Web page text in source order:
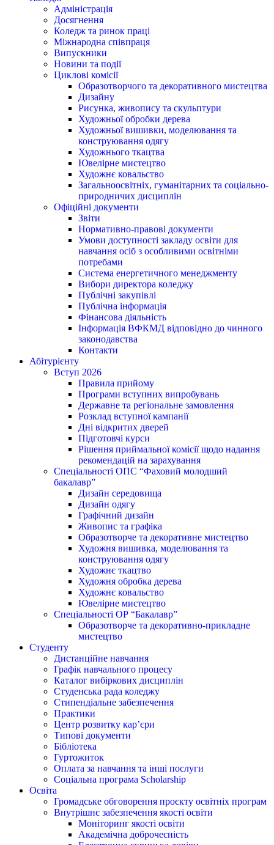
Адміністрація
Досягнення
Коледж та ринок праці
Міжнародна співпраця
Випускники
Новини та події
Циклові комісії
Образотворчого та декоративного мистецтва
Дизайну
Рисунка, живопису та скульптури
Художньої обробки дерева
Художньої вишивки, моделювання та
конструювання одягу
Художнього ткацтва
Ювелірне мистецтво
Художнє ковальство
Загальноосвітніх, гуманітарних та соціально-
природничих дисциплін
Офіційні документи
Звіти
Нормативно-правові документи
Умови доступності закладу освіти для
навчання осіб з особливими освітніми
потребами
Система енергетичного менеджменту
Вибори директора коледжу
Публічні закупівлі
Публічна інформація
Фінансова діяльність
Інформація ВФКМД відповідно до чинного
законодавства
Контакти
Абітурієнту
Вступ 2026
Правила прийому
Програми вступних випробувань
Державне та регіональне замовлення
Розклад вступної кампанії
Дні відкритих дверей
Підготовчі курси
Рішення приймальної комісії щодо надання
рекомендацій на зарахування
Спеціальності ОПС “Фаховий молодший
бакалавр”
Дизайн середовища
Дизайн одягу
Графічний дизайн
Живопис та графіка
Образотворче та декоративне мистецтво
Художня вишивка, моделювання та
конструювання одягу
Художнє ткацтво
Художня обробка дерева
Художнє ковальство
Ювелірне мистецтво
Спеціальності ОР “Бакалавр”
Образотворче та декоративно-прикладне
мистецтво
Студенту
Дистанційне навчання
Графік навчального процесу
Каталог вибіркових дисциплін
Студенська рада коледжу
Стипендіальне забезпечення
Практики
Центр розвитку кар’єри
Типові документи
Бібліотека
Гуртожиток
Оплата за навчання та інші послуги
Соціальна програма Scholarship
Освіта
Громадське обговорення проєкту освітніх програм
Внутрішнє забезпечення якості освіти
Моніторинг якості освіти
Академічна доброчесність